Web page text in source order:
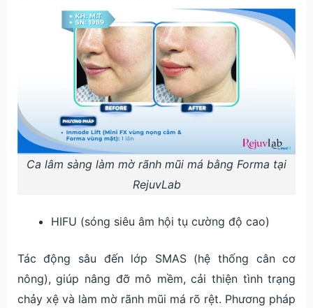
Ca lâm sàng làm mờ rãnh mũi má bằng Forma tại
RejuvLab
HIFU (sóng siêu âm hội tụ cường độ cao)
Tác động sâu đến lớp SMAS (hệ thống cân cơ
nông), giúp nâng đỡ mô mềm, cải thiện tình trạng
chảy xệ và làm mờ rãnh mũi má rõ rệt. Phương pháp